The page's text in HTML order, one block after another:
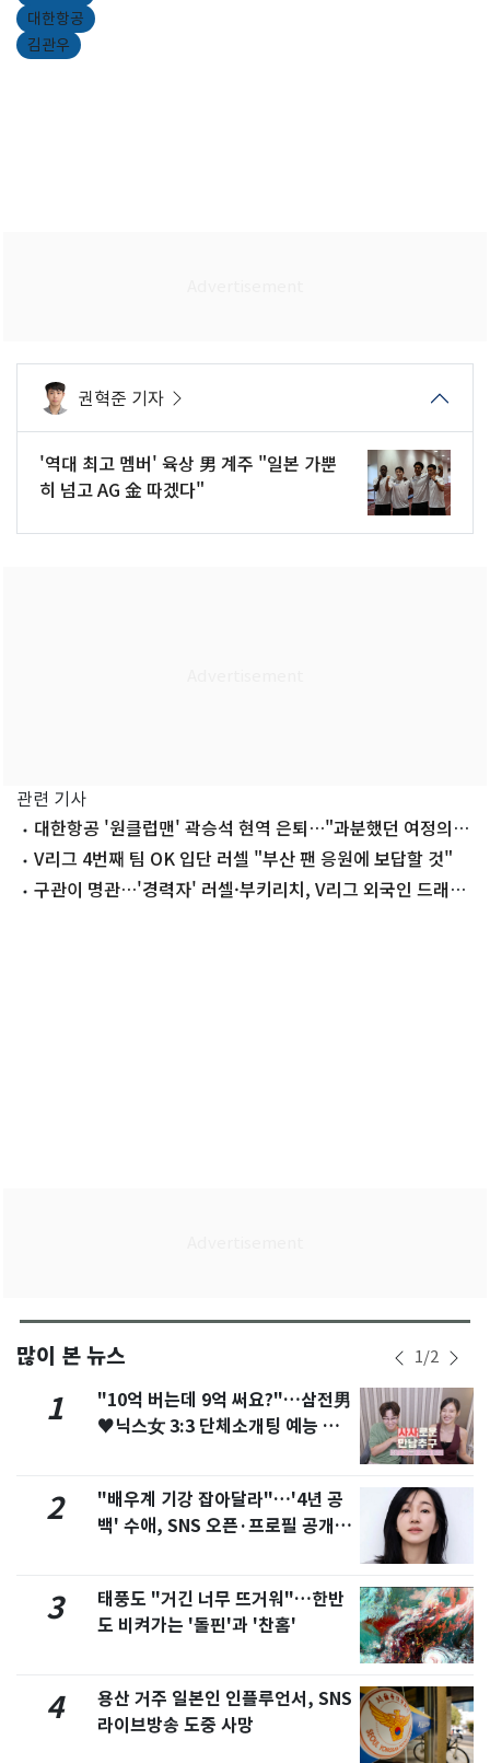
대한항공
김관우
권혁준 기자
'역대 최고 멤버' 육상 男 계주 "일본 가뿐
히 넘고 AG 金 따겠다"
관련 기사
대한항공 '원클럽맨' 곽승석 현역 은퇴…"과분했던 여정의
끝"V리그 4번째 팀 OK 입단 러셀 "부산 팬 응원에 보답할 것"
구관이 명관…'경력자' 러셀·부키리치, V리그 외국인 드래프
많이 본 뉴스 1/2
1
"10억 버는데 9억 써요?"…삼전男
♥닉스女 3:3 단체소개팅 예능 화
2
"배우계 기강 잡아달라"…'4년 공
백' 수애, SNS 오픈·프로필 공개
3
태풍도 "거긴 너무 뜨거워"…한반
도 비켜가는 '돌핀'과 '찬홈'
4
용산 거주 일본인 인플루언서, SNS
라이브방송 도중 사망